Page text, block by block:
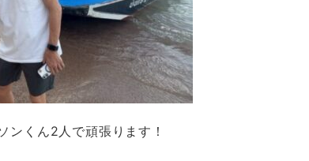
ンくん2人で頑張ります！